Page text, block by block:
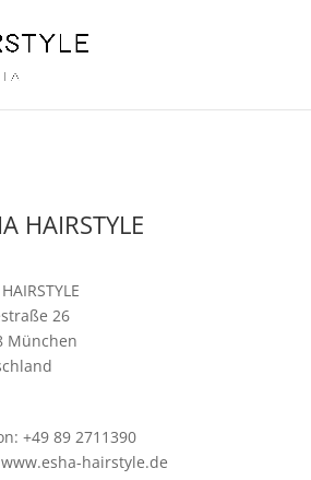
HAIRSTYLE
26
München
+49 89 2711390
hairstyle.de